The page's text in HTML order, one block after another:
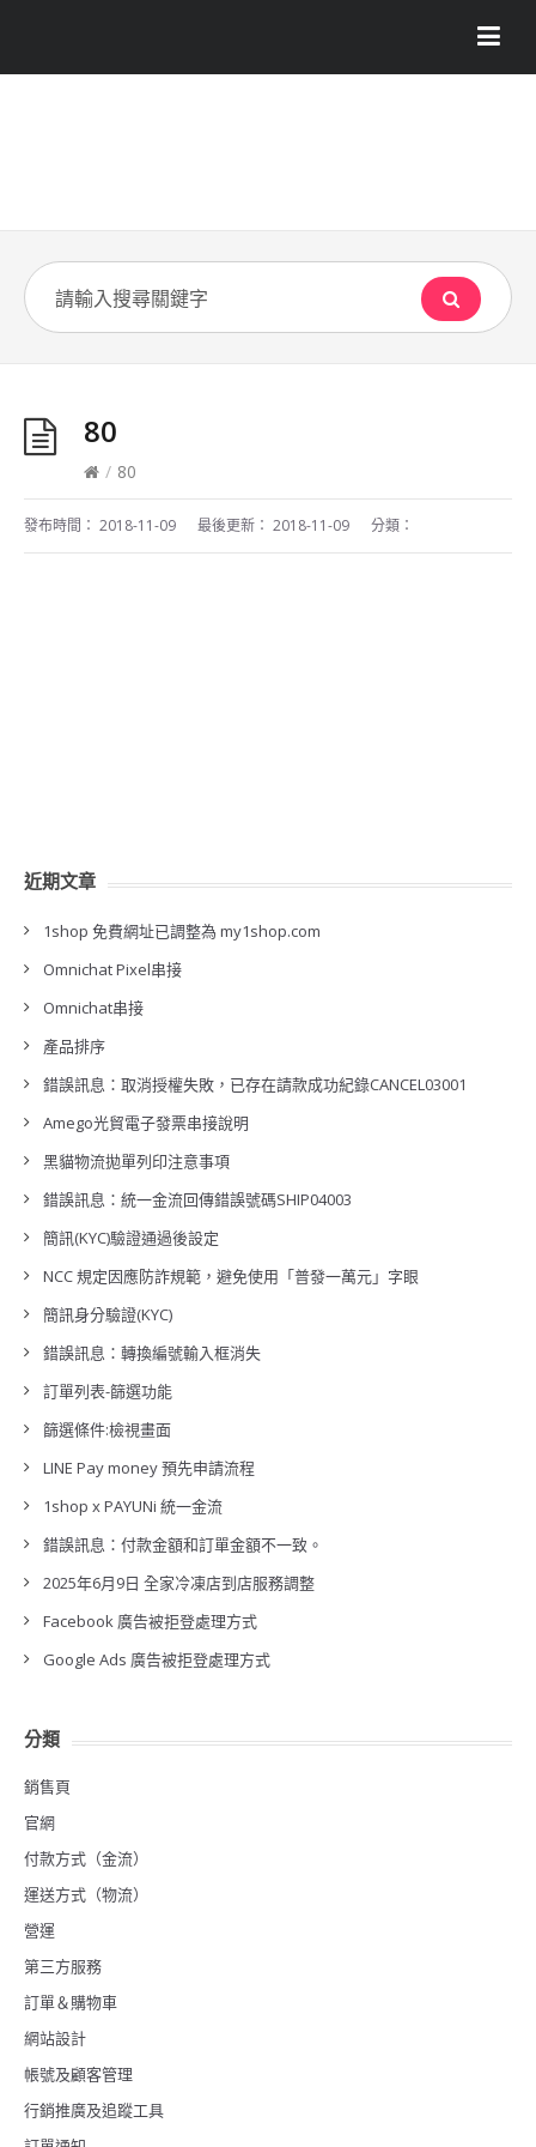
80
/ 80
發布時間： 2018-11-09 最後更新： 2018-11-09 分類：
近期文章
1shop 免費網址已調整為 my1shop.com
Omnichat Pixel串接
Omnichat串接
產品排序
錯誤訊息：取消授權失敗，已存在請款成功紀錄CANCEL03001
Amego光貿電子發票串接說明
黑貓物流拋單列印注意事項
錯誤訊息：統一金流回傳錯誤號碼SHIP04003
簡訊(KYC)驗證通過後設定
NCC 規定因應防詐規範，避免使用「普發一萬元」字眼
簡訊身分驗證(KYC)
錯誤訊息：轉換編號輸入框消失
訂單列表-篩選功能
篩選條件:檢視畫面
LINE Pay money 預先申請流程
1shop x PAYUNi 統一金流
錯誤訊息：付款金額和訂單金額不一致。
2025年6月9日 全家冷凍店到店服務調整
Facebook 廣告被拒登處理方式
Google Ads 廣告被拒登處理方式
分類
銷售頁
官網
付款方式（金流）
運送方式（物流）
營運
第三方服務
訂單＆購物車
網站設計
帳號及顧客管理
行銷推廣及追蹤工具